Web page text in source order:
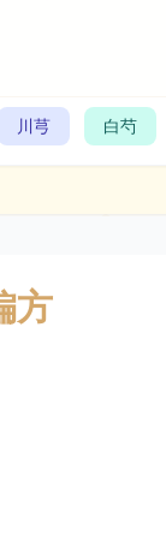
川芎 白芍
方